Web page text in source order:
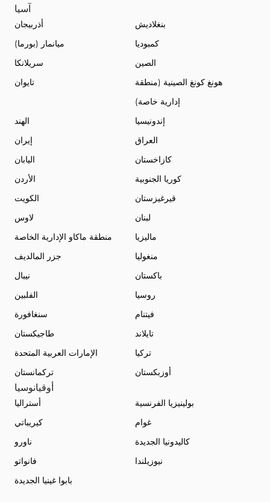
آسيا
أذربيجان
بنغلاديش
ميانمار (بورما)
كمبوديا
سريلانكا
الصين
تايوان
هونغ كونغ الصينية (منطقة
إدارية خاصة)
الهند
إندونيسيا
إيران
العراق
اليابان
كازاخستان
الأردن
كوريا الجنوبية
الكويت
قيرغيزستان
لاوس
لبنان
منطقة ماكاو الإدارية الخاصة
ماليزيا
جزر المالديف
منغوليا
نيبال
باكستان
الفلبين
روسيا
سنغافورة
فيتنام
طاجيكستان
تايلاند
الإمارات العربية المتحدة
تركيا
تركمانستان
أوزبكستان
أوقيانوسيا
أستراليا
بولينيزيا الفرنسية
كيريباتي
غوام
ناورو
كاليدونيا الجديدة
فانواتو
نيوزيلندا
بابوا غينيا الجديدة